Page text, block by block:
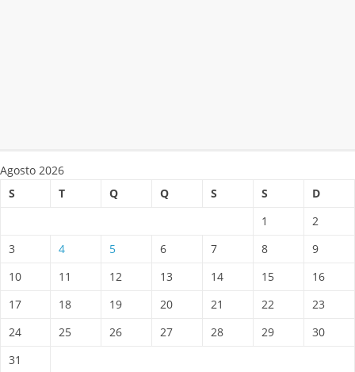
Agosto 2026
S
T Q Q S S
D
1
2
3
4 5 6 7 8
9
10
11 12 13 14 15
16
17
18 19 20 21 22
23
24
25 26 27 28 29
30
31